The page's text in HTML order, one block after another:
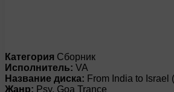
Категория Сборник
Исполнитель: VA
Название диска: From India to Israel
Жанр: Psy, Goa Trance